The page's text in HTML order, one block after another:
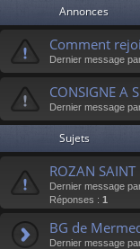
Annonces
Comment
Dernier message
CONSIGNE A
Dernier message
Sujets
ROZAN
Dernier message
Réponses : 1
BG de
Dernier message